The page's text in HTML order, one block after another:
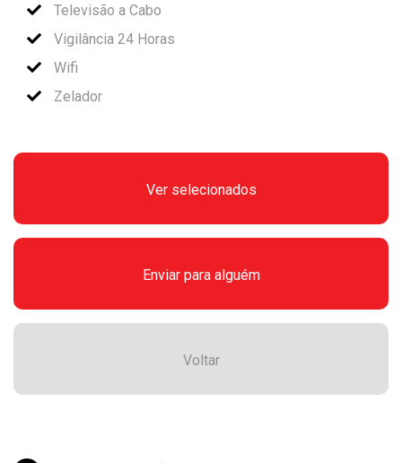
Televisão a Cabo
Vigilância 24 Horas
Wifi
Zelador
Ver selecionados
Enviar para alguém
Voltar